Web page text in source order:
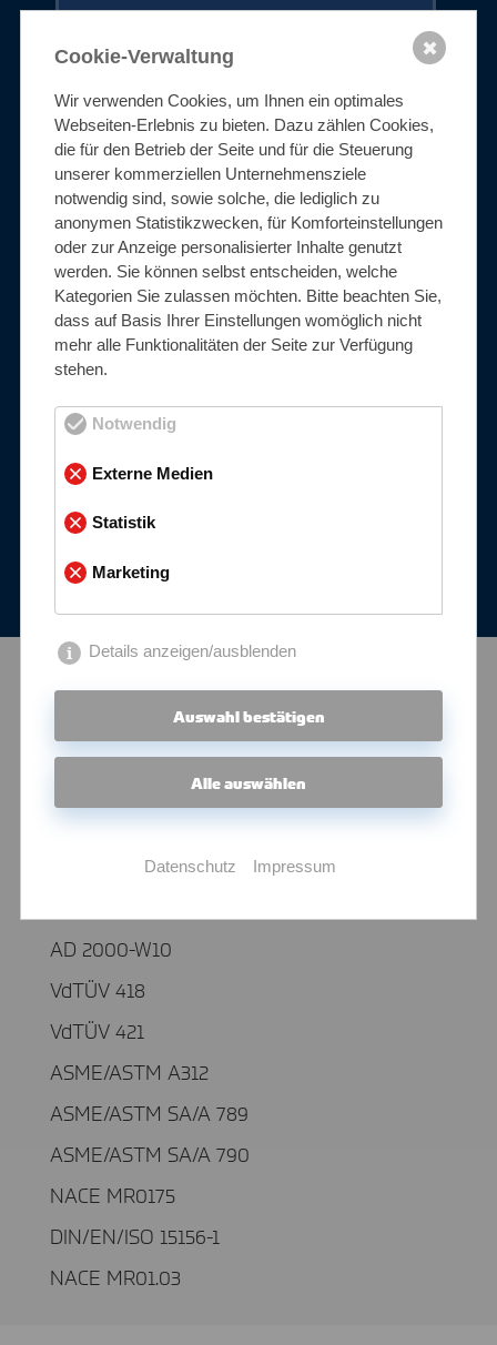
Spezial-Edelstahl
1.4410
Super-Duplex || S32750
austenitisch-ferritisch, nichtrostend
DIN/EN/ISO 1127
EN 10216-5 TC 1
EN 10216-5 TC 2
AD 2000-W10
VdTÜV 418
VdTÜV 421
ASME/ASTM A312
ASME/ASTM SA/A 789
ASME/ASTM SA/A 790
NACE MR0175
DIN/EN/ISO 15156-1
NACE MR01.03
Cookie-Verwaltung
Wir verwenden Cookies, um Ihnen ein optimales
Webseiten-Erlebnis zu bieten. Dazu zählen Cookies,
die für den Betrieb der Seite und für die Steuerung
unserer kommerziellen Unternehmensziele
notwendig sind, sowie solche, die lediglich zu
anonymen Statistikzwecken, für Komforteinstellungen
oder zur Anzeige personalisierter Inhalte genutzt
werden. Sie können selbst entscheiden, welche
Kategorien Sie zulassen möchten. Bitte beachten Sie,
dass auf Basis Ihrer Einstellungen womöglich nicht
mehr alle Funktionalitäten der Seite zur Verfügung
stehen.
Notwendig
Externe Medien
Statistik
Marketing
Details anzeigen/ausblenden
Auswahl bestätigen
Alle auswählen
Datenschutz Impressum
✖